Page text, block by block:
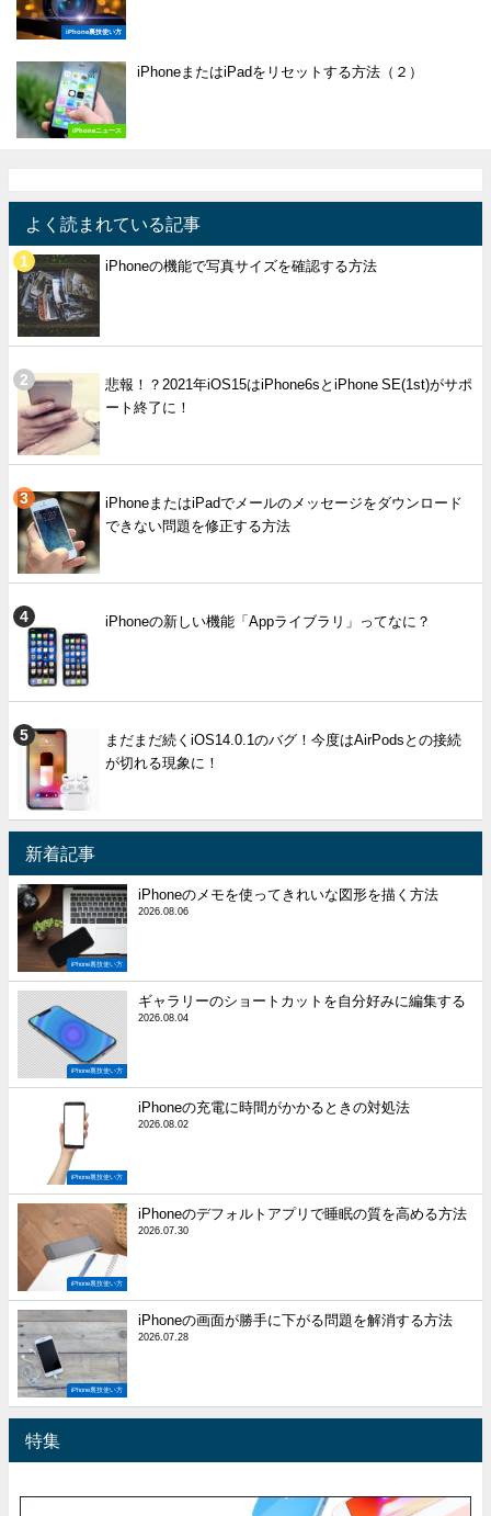
iPhone裏技使い方
iPhoneニュース
iPhoneまたはiPadをリセットする方法（２）
よく読まれている記事
iPhoneの機能で写真サイズを確認する方法
悲報！？2021年iOS15はiPhone6sとiPhone SE(1st)がサポ
ート終了に！
iPhoneまたはiPadでメールのメッセージをダウンロード
できない問題を修正する方法
iPhoneの新しい機能「Appライブラリ」ってなに？
まだまだ続くiOS14.0.1のバグ！今度はAirPodsとの接続
が切れる現象に！
新着記事
iPhone裏技使い方
iPhoneのメモを使ってきれいな図形を描く方法
2026.08.06
iPhone裏技使い方
ギャラリーのショートカットを自分好みに編集する
2026.08.04
iPhone裏技使い方
iPhoneの充電に時間がかかるときの対処法
2026.08.02
iPhone裏技使い方
iPhoneのデフォルトアプリで睡眠の質を高める方法
2026.07.30
iPhone裏技使い方
iPhoneの画面が勝手に下がる問題を解消する方法
2026.07.28
特集